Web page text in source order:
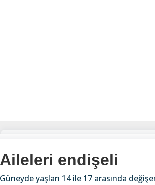
Aileleri endişeli
Güneyde yaşları 14 ile 17 arasında